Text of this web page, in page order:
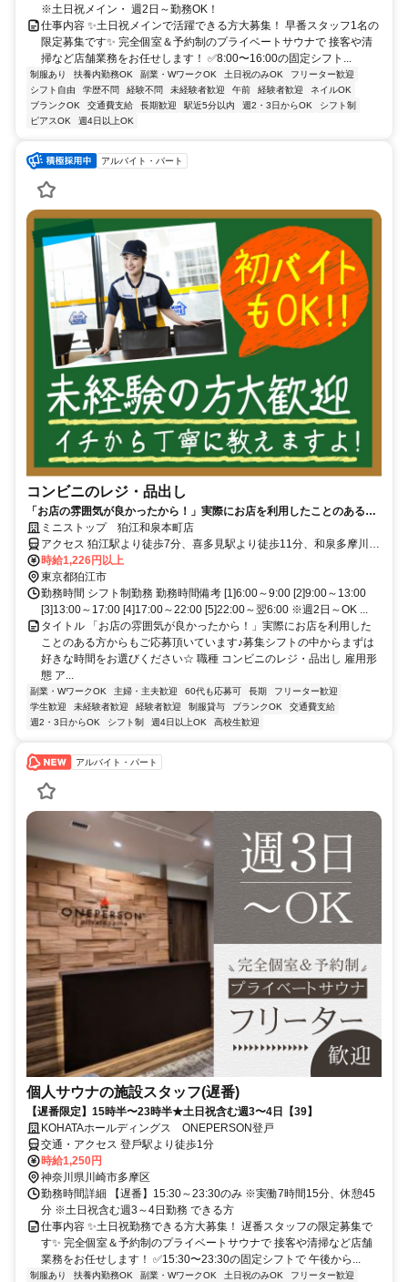
※土日祝メイン・ 週2日～勤務OK！
仕事内容 ✨土日祝メインで活躍できる方大募集！ 早番スタッフ1名の
限定募集です✨ 完全個室＆予約制のプライベートサウナで 接客や清
掃など店舗業務をお任せします！ ✅8:00〜16:00の固定シフト...
制服あり 扶養内勤務OK 副業・WワークOK 土日祝のみOK
フリーター歓迎
シフト自由
学歴不問 経験不問 未経験者歓迎 午前 経験者歓迎
ネイルOK
ブランクOK
交通費支給 長期歓迎 駅近5分以内 週2・3日からOK
シフト制
ピアスOK
週4日以上OK
アルバイト・パート
コンビニのレジ・品出し
「お店の雰囲気が良かったから！」実際にお店を利用したことのある方
からもご応募頂いています♪募集シフトの中からまずは好きな時間をお選
びください☆
ミニストップ 狛江和泉本町店
アクセス 狛江駅より徒歩7分、喜多見駅より徒歩11分、和泉多摩川駅
より徒歩16分 ★その他のアクセス可能駅/成城学園前駅、登戸駅 ★都
道11号線沿い、狛江第一小学校そば(セブンイレブン・ローソン・フ
ァミリーマート・なか卯・ジョナサン近く)
時給1,226円以上
東京都狛江市
勤務時間 シフト制勤務 勤務時間備考 [1]6:00～9:00 [2]9:00～13:00
[3]13:00～17:00 [4]17:00～22:00 [5]22:00～翌6:00 ※週2日～OK ...
タイトル 「お店の雰囲気が良かったから！」実際にお店を利用した
ことのある方からもご応募頂いています♪募集シフトの中からまずは
好きな時間をお選びください☆ 職種 コンビニのレジ・品出し 雇用形
態 ア...
副業・WワークOK 主婦・主夫歓迎 60代も応募可 長期
フリーター歓迎
学生歓迎
未経験者歓迎 経験者歓迎 制服貸与 ブランクOK
交通費支給
週2・3日からOK
シフト制 週4日以上OK 高校生歓迎
アルバイト・パート
個人サウナの施設スタッフ(遅番)
【遅番限定】15時半〜23時半★土日祝含む週3〜4日【39】
KOHATAホールディングス ONEPERSON登戸
交通・アクセス 登⼾駅より徒歩1分
時給1,250円
神奈川県川崎市多摩区
勤務時間詳細 【遅番】15:30～23:30のみ ※実働7時間15分、休憩45
分 ※土日祝含む週3～4日勤務 できる方
仕事内容 ✨土日祝勤務できる方大募集！ 遅番スタッフの限定募集で
す✨ 完全個室＆予約制のプライベートサウナで 接客や清掃など店舗
業務をお任せします！ ✅15:30〜23:30の固定シフトで 午後から...
制服あり 扶養内勤務OK 副業・WワークOK 土日祝のみOK フリーター歓迎